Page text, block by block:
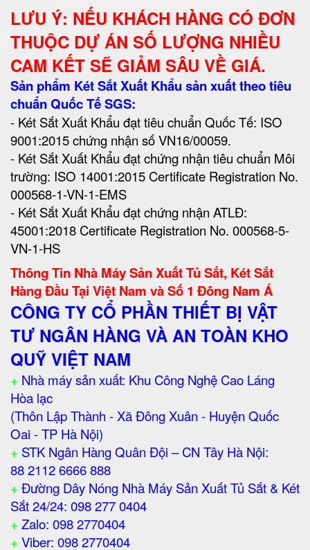
LƯU Ý: NẾU KHÁCH HÀNG CÓ ĐƠN
THUỘC DỰ ÁN SỐ LƯỢNG NHIỀU
CAM KẾT SẼ GIẢM SÂU VỀ GIÁ.
Sản phẩm Két Sắt Xuất Khẩu sản xuất theo tiêu
chuẩn Quốc Tế SGS:
- Két Sắt Xuất Khẩu đạt tiêu chuẩn Quốc Tế: ISO
9001:2015 chứng nhận số VN16/00059.
- Két Sắt Xuất Khẩu đạt chứng nhận tiêu chuẩn Môi
trường: ISO 14001:2015 Certificate Registration No.
000568-1-VN-1-EMS
- Két Sắt Xuất Khẩu đạt chứng nhận ATLĐ:
45001:2018 Certificate Registration No. 000568-5-
VN-1-HS
Thông Tin Nhà Máy Sản Xuất Tủ Sắt, Két Sắt
Hàng Đầu Tại Việt Nam và Số 1 Đông Nam Á
CÔNG TY CỔ PHẦN THIẾT BỊ VẬT
TƯ NGÂN HÀNG VÀ AN TOÀN KHO
QUỸ VIỆT NAM
+ Nhà máy sản xuất: Khu Công Nghệ Cao Láng
Hòa lạc
(Thôn Lập Thành - Xã Đông Xuân - Huyện Quốc
Oai - TP Hà Nội)
+ STK Ngân Hàng Quân Đội – CN Tây Hà Nội:
88 2112 6666 888
+ Đường Dây Nóng Nhà Máy Sản Xuất Tủ Sắt & Két
Sắt 24/24: 098 277 0404
+ Zalo: 098 2770404
+ Viber: 098 2770404